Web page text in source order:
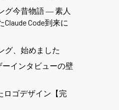
グ今昔物語 ― 素人
Code到来に
グ、始めました
ーインタビューの壁
ロゴデザイン【完